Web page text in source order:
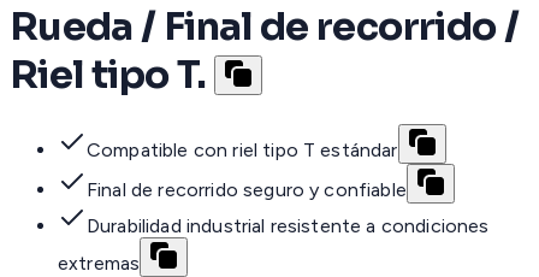
Rueda / Final de recorrido /
Riel tipo T.
Compatible con riel tipo T estándar
Final de recorrido seguro y confiable
Durabilidad industrial resistente a condiciones
extremas